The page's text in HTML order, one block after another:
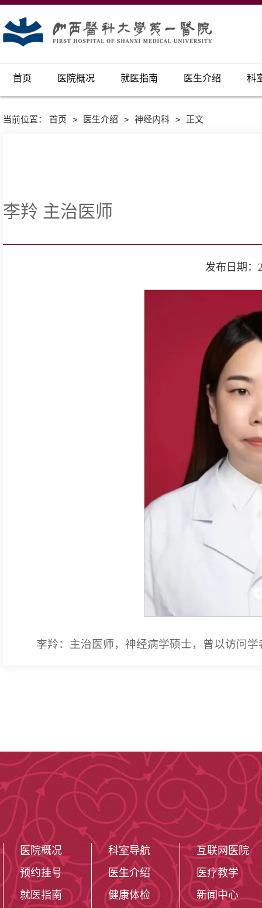
首页 医院概况 就医指南 医生介绍 科
当前位置： 首页 > 医生介绍 > 神经内科 > 正文
李羚 主治医师
发布日期：
李羚：主治医师，神经病学硕士，曾以访问
医院概况
预约挂号
就医指南
科室导航
医生介绍
健康体检
互联网医院
医疗教学
新闻中心